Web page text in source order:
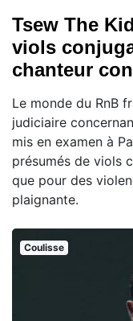
Tsew The
viols
chanteur
Le monde du RnB
judiciaire
mis en examen à
présumés de viols
que pour des
plaignante.
Coulisse